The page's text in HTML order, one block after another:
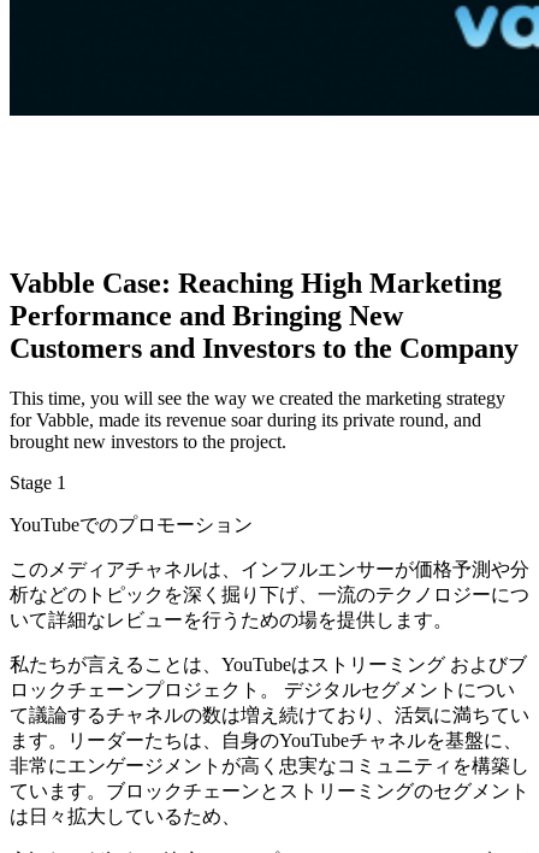
Vabble Case: Reaching High Marketing
Performance and Bringing New
Customers and Investors to the Company
This time, you will see the way we created the marketing strategy
for Vabble, made its revenue soar during its private round, and
brought new investors to the project.
Stage 1
YouTubeでのプロモーション
このメディアチャネルは、インフルエンサーが価格予測や分
析などのトピックを深く掘り下げ、一流のテクノロジーにつ
いて詳細なレビューを行うための場を提供します。
私たちが言えることは、YouTubeはストリーミング およびブ
ロックチェーンプロジェクト。 デジタルセグメントについ
て議論するチャネルの数は増え続けており、活気に満ちてい
ます。リーダーたちは、自身のYouTubeチャネルを基盤に、
非常にエンゲージメントが高く忠実なコミュニティを構築し
ています。ブロックチェーンとストリーミングのセグメント
は日々拡大しているため、